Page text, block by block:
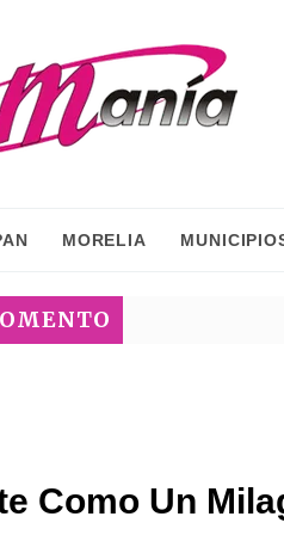
MORELIA
Como Un